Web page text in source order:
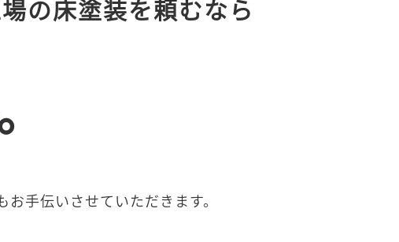
の床塗装を頼むなら
手伝いさせていただきます。